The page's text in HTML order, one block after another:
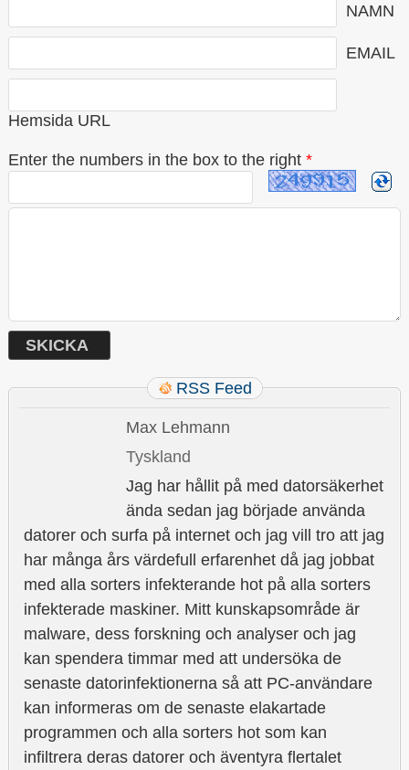
NAMN
EMAIL
Hemsida URL
Enter the numbers in the box to the right *
RSS Feed
Max Lehmann
Tyskland
Jag har hållit på med datorsäkerhet
ända sedan jag började använda
datorer och surfa på internet och jag vill tro att jag
har många års värdefull erfarenhet då jag jobbat
med alla sorters infekterande hot på alla sorters
infekterade maskiner. Mitt kunskapsområde är
malware, dess forskning och analyser och jag
kan spendera timmar med att undersöka de
senaste datorinfektionerna så att PC-användare
kan informeras om de senaste elakartade
programmen och alla sorters hot som kan
infiltrera deras datorer och äventyra flertalet